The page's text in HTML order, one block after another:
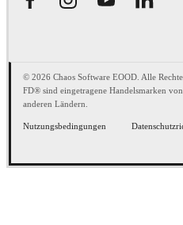
© 2026 Chaos Software EOOD. Alle
FD® sind eingetragene Handelsmarken
anderen Ländern.
Nutzungsbedingungen